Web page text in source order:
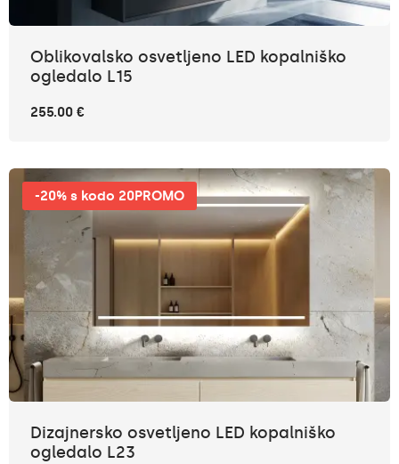
Oblikovalsko osvetljeno LED kopalniško
ogledalo L15
255.00 €
-20% s kodo 20PROMO
Dizajnersko osvetljeno LED kopalniško
ogledalo L23